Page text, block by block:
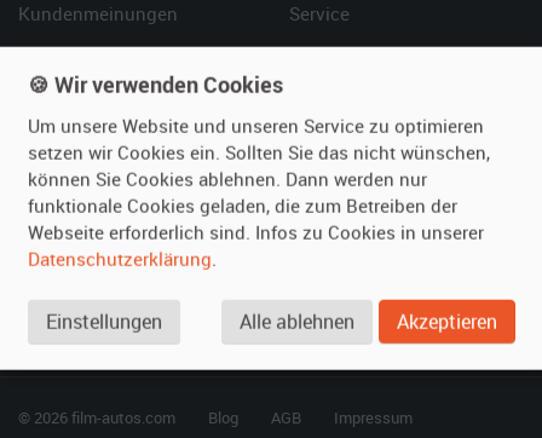
Kundenmeinungen
Service
Vermieten
Oldtimer anmelden
Fotos senden
Fragen für Vermieter
Inserat verwalten
Häufige Fragen (FAQ)
So funktioniert's
Kontakt
Berühmte Filmautos –
unsere Top 10 ...
© 2026 film-autos.com Blog AGB
Impressum
🍪 Wir verwenden Cookies
Um unsere Website und unseren Service zu optimieren
setzen wir Cookies ein. Sollten Sie das nicht wünschen,
können Sie Cookies ablehnen. Dann werden nur
funktionale Cookies geladen, die zum Betreiben der
Webseite erforderlich sind. Infos zu Cookies in unserer
Datenschutzerklärung.
Einstellungen Alle ablehnen Akzeptieren